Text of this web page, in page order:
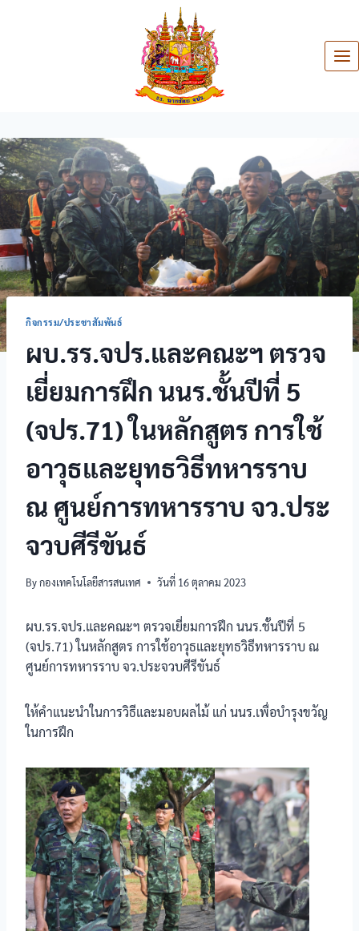
กิจกรรม/ประชาสัมพันธ์
ผบ.รร.จปร.และคณะฯ ตรวจ
เยี่ยมการฝึก นนร.ชั้นปีที่ 5
(จปร.71) ในหลักสูตร การใช้
อาวุธและยุทธวิธีทหารราบ
ณ ศูนย์การทหารราบ จว.ประ
จวบศีรีขันธ์
Byกองเทคโนโลยีสารสนเทศ วันที่ 16 ตุลาคม 2023
ผบ.รร.จปร.และคณะฯ ตรวจเยี่ยมการฝึก นนร.ชั้นปีที่ 5
(จปร.71) ในหลักสูตร การใช้อาวุธและยุทธวิธีทหารราบ ณ
ศูนย์การทหารราบ จว.ประจวบศีรีขันธ์
ให้คำแนะนำในการวิธีและมอบผลไม้ แก่ นนร.เพื่อบำรุงขวัญ
ในการฝึก